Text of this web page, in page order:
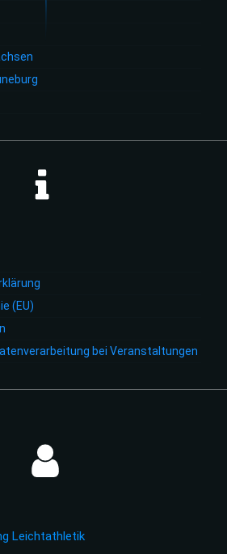
(EU)
bei Veranstaltungen
Leichtathletik